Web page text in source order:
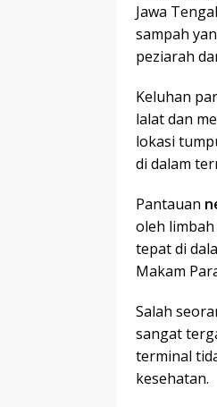
Jawa
sampah
peziarah
Keluhan
lalat dan
lokasi
di dalam
Pantauan
oleh
tepat di
Makam
Salah
sangat
terminal
kesehatan.